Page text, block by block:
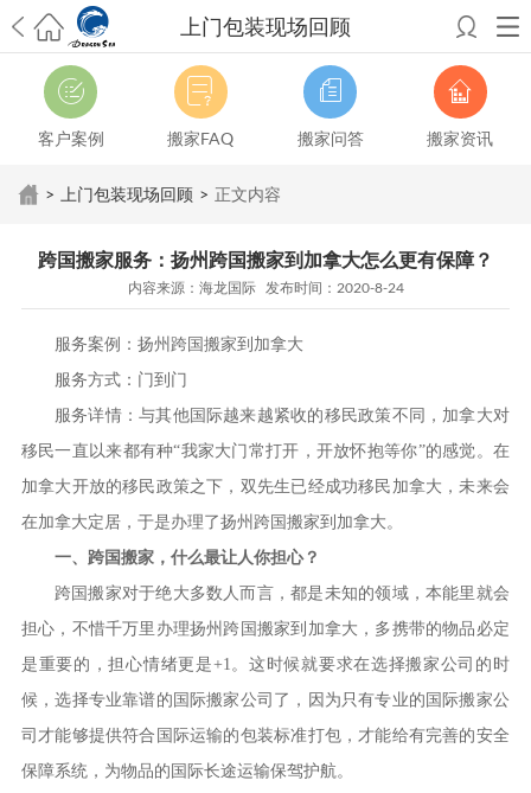
上门包装现场回顾
希望邮寄国际包裹顺利，从广州市国际快递邮寄到新西兰哪个公司好？
澳洲海运搬家回广州报关清关要怎么做？注意事项有哪些？
青岛市国际
搬家服务到美国，搬家公司有哪些搬家方案？大连市国际搬家服务到中
国台湾是一种怎样的体验？有人分享搬家经历吗？
从长沙市国际快递邮
寄到韩国有哪些国际快递方式？用哪种好？
法有哪些？具体怎么操作？
国际搬家：家具海运到奥克兰怎么样能省
影响国际搬家吗？上海搬家到新西兰旺格雷有点不一样北京私人物品运
输到澳大利亚，移民如何跨国搬家？
上海移民搬家到塞浦路斯，国际搬
从秦皇岛市托运到美国 从重庆市托运到美国
张家界市托运到美国 从厦门市托运到美国
市搬家到英国 从南京市搬家到加拿大 从大连市搬家到英国
从佛山市搬家
客户案例 搬家FAQ 搬家问答 搬家资讯
> 上门包装现场回顾 > 正文内容
跨国搬家服务：扬州跨国搬家到加拿大怎么更有保障？
内容来源：海龙国际 发布时间：2020-8-24
服务案例： 扬州跨国搬家到加拿大
服务方式：门到门
服务详情：与其他国际越来越紧收的移民政策不同，加拿大对
移民一直以来都有种“我家大门常打开，开放怀抱等你”的感觉。在
加拿大开放的移民政策之下，双先生已经成功移民加拿大，未来会
在加拿大定居，于是办理了扬州跨国搬家到加拿大。
一、跨国搬家，什么最让人你担心？
跨国搬家对于绝大多数人而言，都是未知的领域，本能里就会
担心，不惜千万里办理扬州跨国搬家到加拿大，多携带的物品必定
是重要的，担心情绪更是+1。这时候就要求在选择搬家公司的时
候，选择专业靠谱的国际搬家公司了，因为只有专业的国际搬家公
司才能够提供符合国际运输的包装标准打包，才能给有完善的安全
保障系统，为物品的国际长途运输保驾护航。